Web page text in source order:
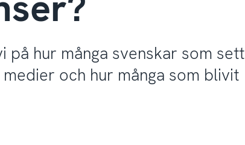
hur många svenskar som sett
och hur många som blivit